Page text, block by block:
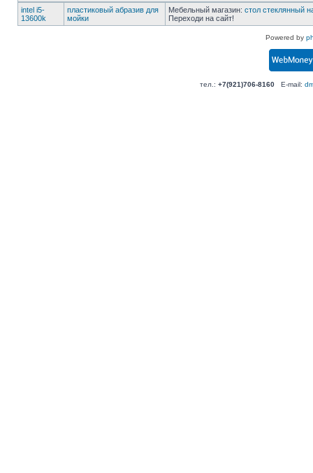
intel i5-
13600k
пластиковый абразив для
мойки
Мебельный магазин: стол стеклянный
Переходи на сайт!
Powered by
тел.: +7(921)706-8160E-mail: